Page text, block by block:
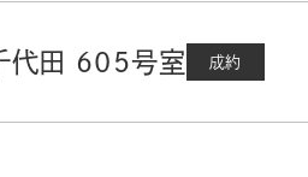
代田 605号室 成約